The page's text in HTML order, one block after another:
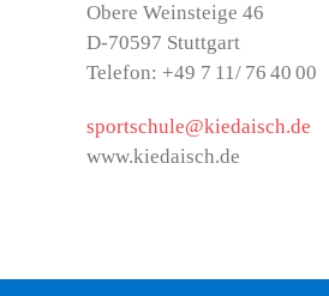
Obere Weinsteige 46
D-70597 Stuttgart
Telefon: +49 7 11/ 76 40 00
sportschule@kiedaisch.de
www.kiedaisch.de